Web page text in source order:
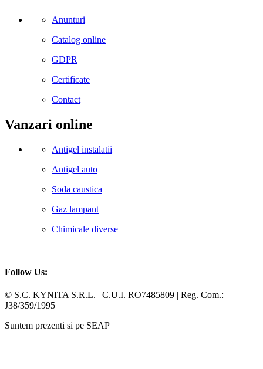
Anunturi
Catalog online
GDPR
Certificate
Contact
Vanzari online
Antigel instalatii
Antigel auto
Soda caustica
Gaz lampant
Chimicale diverse
Follow Us:
Facebook
Whatsapp
© S.C. KYNITA S.R.L. | C.U.I. RO7485809 | Reg. Com.:
J38/359/1995
Suntem prezenti si pe SEAP